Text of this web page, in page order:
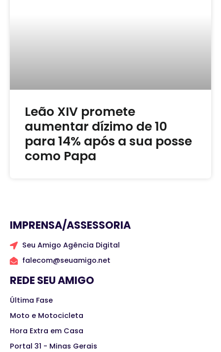
Leão XIV promete
aumentar dízimo de 10
para 14% após a sua posse
como Papa
IMPRENSA/ASSESSORIA
Seu Amigo Agência Digital
falecom@seuamigo.net
REDE SEU AMIGO
Última Fase
Moto e Motocicleta
Hora Extra em Casa
Portal 31 - Minas Gerais